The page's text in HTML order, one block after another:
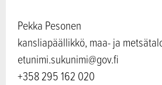
Pekka Pesonen
kansliapäällikkö, maa- ja
etunimi.sukunimi@gov.fi
+358 295 162 020